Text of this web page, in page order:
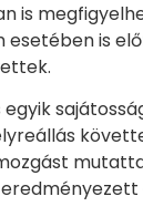
is
is